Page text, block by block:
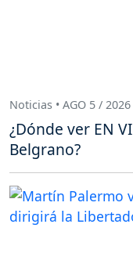
Noticias • AGO 5 / 2026
¿Dónde ver EN
Belgrano?